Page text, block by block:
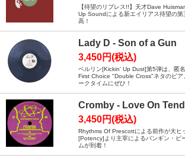
【待望のリプレス!!】天才Dave
Up Soundによる新エイリアス待望の第
高！
Lady D - Son of a Gun
3,450円(税込)
ベルリン[Kickin' Up Dust]第5弾は、匿
First Choice "Double Cross"ネタのピア
ークタイムにぜひ！
Cromby - Love On
3,450円(税込)
Rhythms Of Prescottによる前作が大ヒ
[Potency]より主宰によるバンギン・ピ
ムが到着！